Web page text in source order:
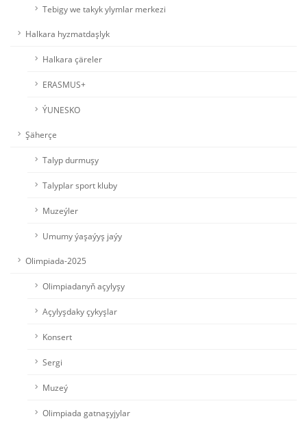
Tebigy we takyk ylymlar merkezi
Halkara hyzmatdaşlyk
Halkara çäreler
ERASMUS+
ÝUNESKO
Şäherçe
Talyp durmuşy
Talyplar sport kluby
Muzeýler
Umumy ýaşaýyş jaýy
Olimpiada-2025
Olimpiadanyň açylyşy
Açylyşdaky çykyşlar
Konsert
Sergi
Muzeý
Olimpiada gatnaşyjylar